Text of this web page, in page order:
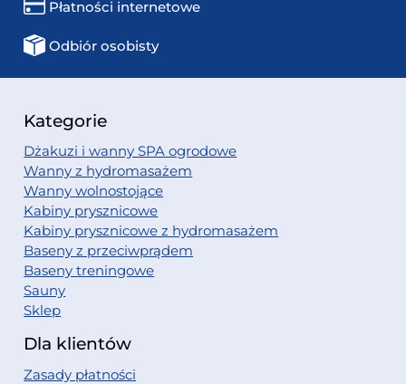
Płatności internetowe
Odbiór osobisty
Kategorie
Dżakuzi i wanny SPA ogrodowe
Wanny z hydromasażem
Wanny wolnostojące
Kabiny prysznicowe
Kabiny prysznicowe z hydromasażem
Baseny z przeciwprądem
Baseny treningowe
Sauny
Sklep
Dla klientów
Zasady płatności